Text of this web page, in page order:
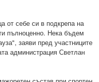
от себе си в подкрепа на
пълноценно. Нека бъдем
заяви пред участниците
администрация Светлан